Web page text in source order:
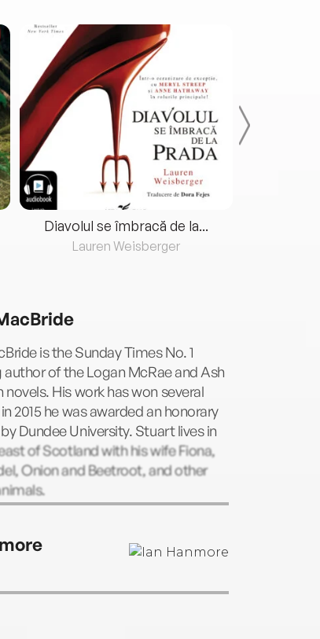
Diavolul se îmbracă de la...
Lauren Weisberger
is the Sunday Times No. 1
author of the Logan McRae and Ash
novels. His work has won several
2015 he was awarded an honorary
Dundee University. Stuart lives in
of Scotland with his wife Fiona,
Onion and Beetroot, and other